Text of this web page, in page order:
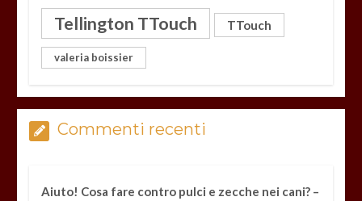
Tellington TTouch TTouch
valeria boissier
Commenti recenti
Aiuto! Cosa fare contro pulci e zecche nei cani? –